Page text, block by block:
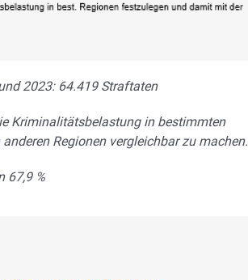
2023: 64.419 Straftaten
Kriminalitätsbelastung in bestimmten
Regionen vergleichbar zu machen.
67,9 %